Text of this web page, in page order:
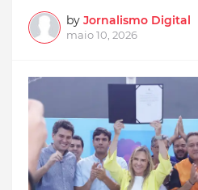
by Jornalismo Digital
maio 10, 2026